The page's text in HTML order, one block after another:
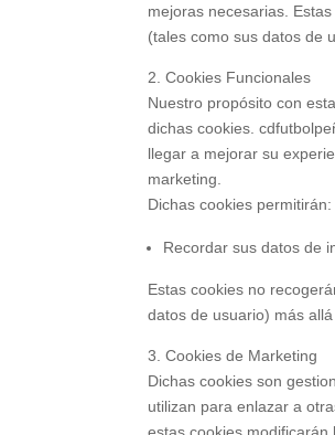
mejoras necesarias.
(tales como sus datos de
2. Cookies Funcionales
Nuestro propósito con
dichas cookies.
llegar a mejorar su
marketing.
Dichas cookies permitirán:
Recordar sus datos de
Estas cookies no
datos de usuario) más
3. Cookies de Marketing
Dichas cookies son
utilizan para enlazar a
estas cookies modificarán